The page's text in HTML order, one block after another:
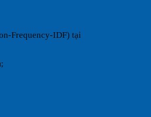
Frequency-IDF) tại